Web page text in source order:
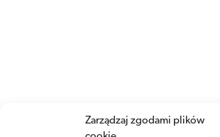
Zarządzaj zgodami plików
Archival pictures of the